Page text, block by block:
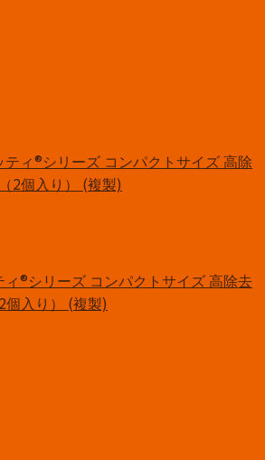
ィ®シリーズ コンパクトサイズ 高除去
個入り） (複製)